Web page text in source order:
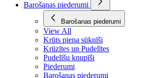
Barošanas piederumi
Barošanas piederumi
View All
Krūts piena sūknīši
Krūzītes un Pudelītes
Pudelīšu knupīši
Piederumi
Barošanas piederumi